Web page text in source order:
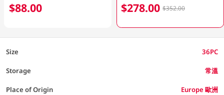
$88.00 $278.00 $352.00
Size 36PC
Storage 常溫
Place of Origin Europe 歐洲